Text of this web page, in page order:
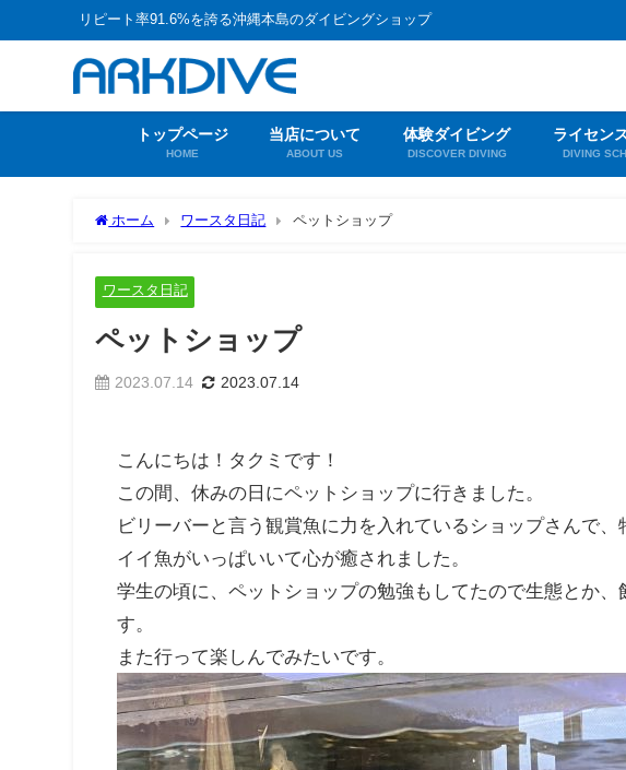
リピート率91.6%を誇る沖縄本島のダイビングショップ
トップページ
HOME
当店について
ABOUT US
体験ダイビング
DISCOVER DIVING
ライセン
DIVING
ホーム ワースタ日記 ペットショップ
ワースタ日記
ペットショップ
2023.07.14 2023.07.14
こんにちは！タクミです！
この間、休みの日にペットショップに行きました。
ビリーバーと言う観賞魚に力を入れているショップさんで
イイ魚がいっぱいいて心が癒されました。
学生の頃に、ペットショップの勉強もしてたので生態とか
す。
また行って楽しんでみたいです。